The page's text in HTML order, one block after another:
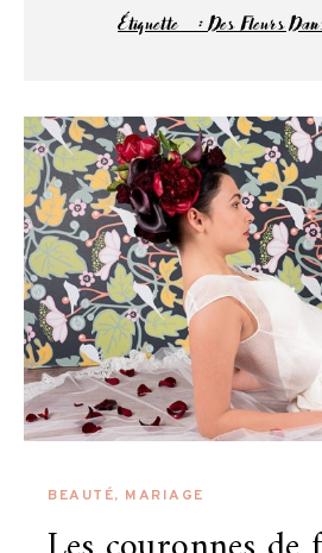
Étiquette :Des Fleurs
BEAUTÉ, MARIAGE